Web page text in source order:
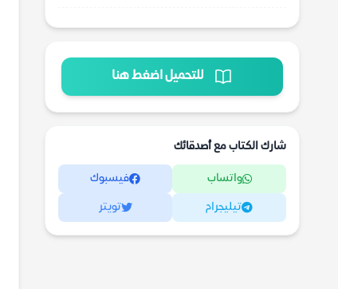
للتحميل اضغط هنا
شارك الكتاب مع أصدقائك
واتساب فيسبوك
تيليجرام تويتر